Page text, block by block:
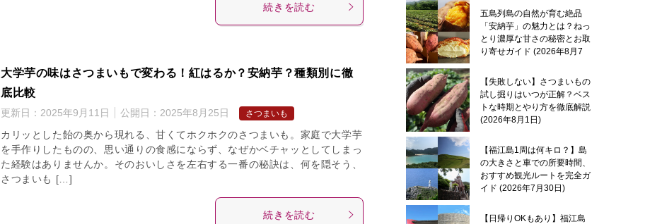
続きを読む
大学芋の味はさつまいもで変わる！紅はるか？安納芋？種類別に徹
底比較
更新日： 2025年9月11日 公開日： 2025年8月25日 さつまいも
カリッとした飴の奥から現れる、甘くてホクホクのさつまいも。家庭で大学芋
を手作りしたものの、思い通りの食感にならず、なぜかベチャッとしてしまっ
た経験はありませんか。そのおいしさを左右する一番の秘訣は、何を隠そう、
さつまいも […]
続きを読む
五島列島の自然が育む絶品
「安納芋」の魅力とは？ねっ
とり濃厚な甘さの秘密とお取
り寄せガイド 2026年8月7
【失敗しない】さつまいもの
試し掘りはいつが正解？ベス
トな時期とやり方を徹底解説
2026年8月1日
【福江島1周は何キロ？】島
の大きさと車での所要時間、
おすすめ観光ルートを完全ガ
イド 2026年7月30日
【日帰りOKもあり】福江島